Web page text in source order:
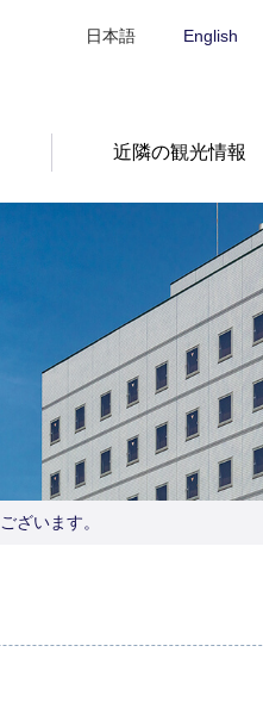
日本語 English
近隣の観光情報
ざいます。